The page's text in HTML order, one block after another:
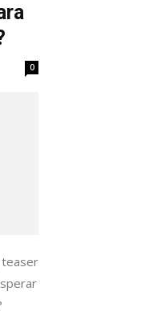
0
teaser